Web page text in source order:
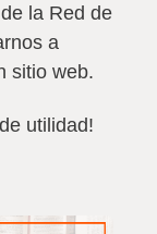
la Red de
a
sitio web.
utilidad!